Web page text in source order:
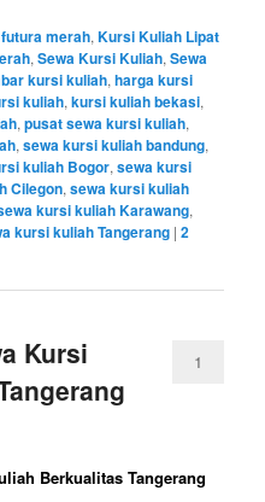
merah,Kursi Kuliah Lipat
,Sewa Kursi Kuliah,Sewa
kursi kuliah,harga kursi
kuliah,kursi kuliah bekasi,
,pusat sewa kursi kuliah,
,sewa kursi kuliah bandung,
kuliah Bogor,sewa kursi
Cilegon,sewa kursi kuliah
kursi kuliah Karawang,
kursi kuliah Tangerang |2
Kursi
1
Berkualitas Tangerang